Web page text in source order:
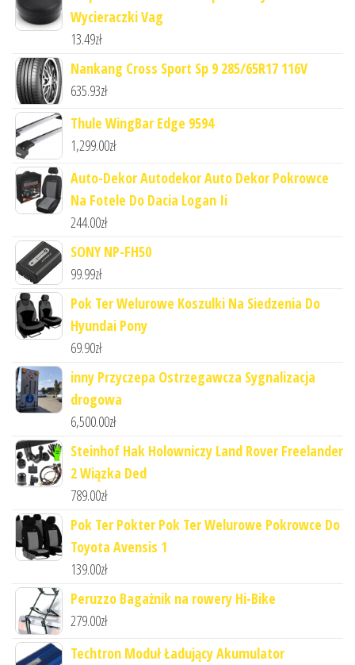
Wycieraczki Vag
13.49zł
Nankang Cross Sport Sp 9 285/65R17 116V
635.93zł
Thule WingBar Edge 9594
1,299.00zł
Auto-Dekor Autodekor Auto Dekor Pokrowce
Na Fotele Do Dacia Logan Ii
244.00zł
SONY NP-FH50
99.99zł
Pok Ter Welurowe Koszulki Na Siedzenia Do
Hyundai Pony
69.90zł
inny Przyczepa Ostrzegawcza Sygnalizacja
drogowa
6,500.00zł
Steinhof Hak Holowniczy Land Rover Freelander
2 Wiązka Ded
789.00zł
Pok Ter Pokter Pok Ter Welurowe Pokrowce Do
Toyota Avensis 1
139.00zł
Peruzzo Bagażnik na rowery Hi-Bike
279.00zł
Techtron Moduł Ładujący Akumulator